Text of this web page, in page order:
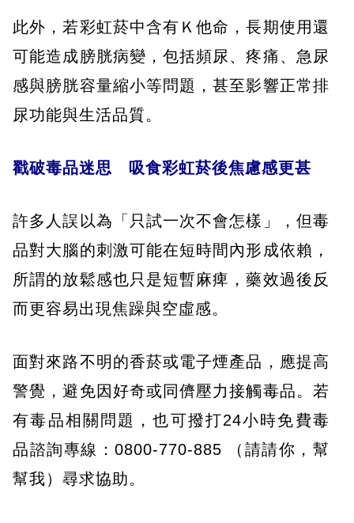
此外，若彩虹菸中含有Ｋ他命，長期使用還
可能造成膀胱病變，包括頻尿、疼痛、急尿
感與膀胱容量縮小等問題，甚至影響正常排
尿功能與生活品質。
戳破毒品迷思 吸食彩虹菸後焦慮感更甚
許多人誤以為「只試一次不會怎樣」，但毒
品對大腦的刺激可能在短時間內形成依賴，
所謂的放鬆感也只是短暫麻痺，藥效過後反
而更容易出現焦躁與空虛感。
面對來路不明的香菸或電子煙產品，應提高
警覺，避免因好奇或同儕壓力接觸毒品。若
有毒品相關問題，也可撥打24小時免費毒
品諮詢專線：0800-770-885 （請請你，幫
幫我）尋求協助。